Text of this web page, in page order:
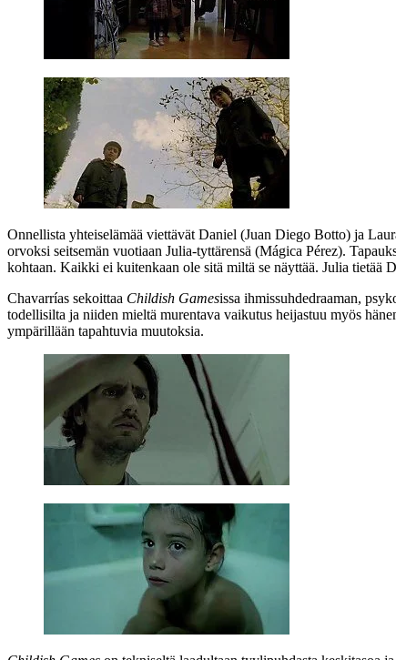
Onnellista yhteiselämää viettävät Daniel (Juan Diego Botto) ja
orvoksi seitsemän vuotiaan Julia-tyttärensä (Mágica Pérez).
kohtaan. Kaikki ei kuitenkaan ole sitä miltä se näyttää. Julia tietää
Chavarrías sekoittaa Childish Gamesissa ihmissuhdedraaman,
todellisilta ja niiden mieltä murentava vaikutus heijastuu myös
ympärillään tapahtuvia muutoksia.